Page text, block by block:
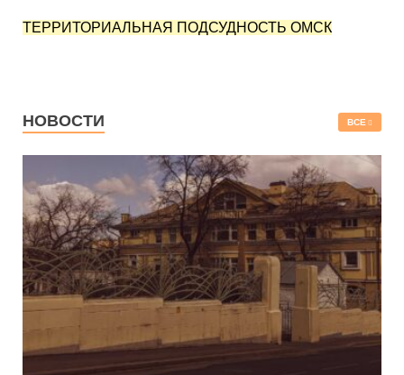
ТЕРРИТОРИАЛЬНАЯ ПОДСУДНОСТЬ ОМСК
НОВОСТИ ВСЕ